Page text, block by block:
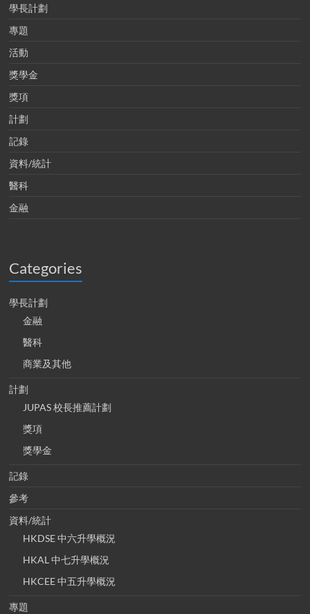
學長計劃
專題
活動
獎學金
獎項
計劃
記錄
資料/統計
醫科
金融
Categories
學長計劃
金融
醫科
商業及其他
計劃
JUPAS 校長推薦計劃
獎項
獎學金
記錄
參考
資料/統計
HKDSE 中六升學概況
HKAL 中七升學概況
HKCEE 中五升學概況
專題